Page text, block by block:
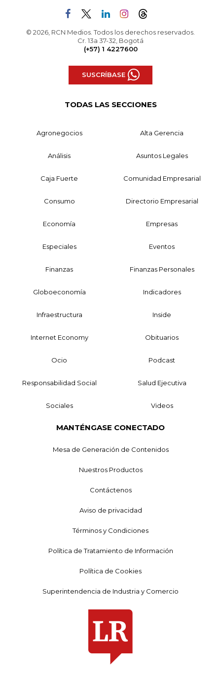
© 2026, RCN Medios. Todos los derechos reservados.
Cr. 13a 37-32, Bogotá
(+57) 1 4227600
SUSCRÍBASE
TODAS LAS SECCIONES
Agronegocios Alta Gerencia
Análisis Asuntos Legales
Caja Fuerte Comunidad Empresarial
Consumo Directorio Empresarial
Economía Empresas
Especiales Eventos
Finanzas Finanzas Personales
Globoeconomía Indicadores
Infraestructura Inside
Internet Economy Obituarios
Ocio Podcast
Responsabilidad Social Salud Ejecutiva
Sociales Videos
MANTÉNGASE CONECTADO
Mesa de Generación de Contenidos
Nuestros Productos
Contáctenos
Aviso de privacidad
Términos y Condiciones
Política de Tratamiento de Información
Política de Cookies
Superintendencia de Industria y Comercio